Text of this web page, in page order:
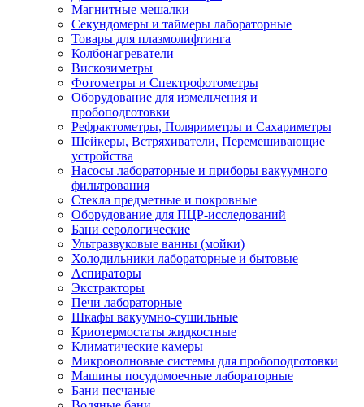
Магнитные мешалки
Секундомеры и таймеры лабораторные
Товары для плазмолифтинга
Колбонагреватели
Вискозиметры
Фотометры и Спектрофотометры
Оборудование для измельчения и
пробоподготовки
Рефрактометры, Поляриметры и Сахариметры
Шейкеры, Встряхиватели, Перемешивающие
устройства
Насосы лабораторные и приборы вакуумного
фильтрования
Стекла предметные и покровные
Оборудование для ПЦР-исследований
Бани серологические
Ультразвуковые ванны (мойки)
Холодильники лабораторные и бытовые
Аспираторы
Экстракторы
Печи лабораторные
Шкафы вакуумно-сушильные
Криотермостаты жидкостные
Климатические камеры
Микроволновые системы для пробоподготовки
Машины посудомоечные лабораторные
Бани песчаные